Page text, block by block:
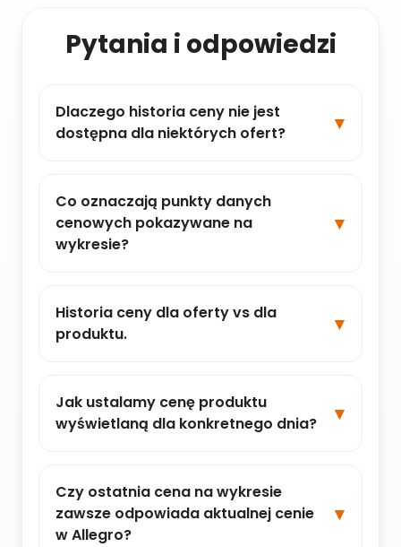
Pytania i odpowiedzi
Dlaczego historia ceny nie jest
dostępna dla niektórych ofert?
Co oznaczają punkty danych
cenowych pokazywane na
wykresie?
Historia ceny dla oferty vs dla
produktu.
Jak ustalamy cenę produktu
wyświetlaną dla konkretnego dnia?
Czy ostatnia cena na wykresie
zawsze odpowiada aktualnej cenie
w Allegro?